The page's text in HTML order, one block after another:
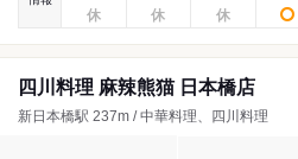
四川料理 麻辣熊猫 日本橋店
新日本橋駅 237m / 中華料理、四川料理